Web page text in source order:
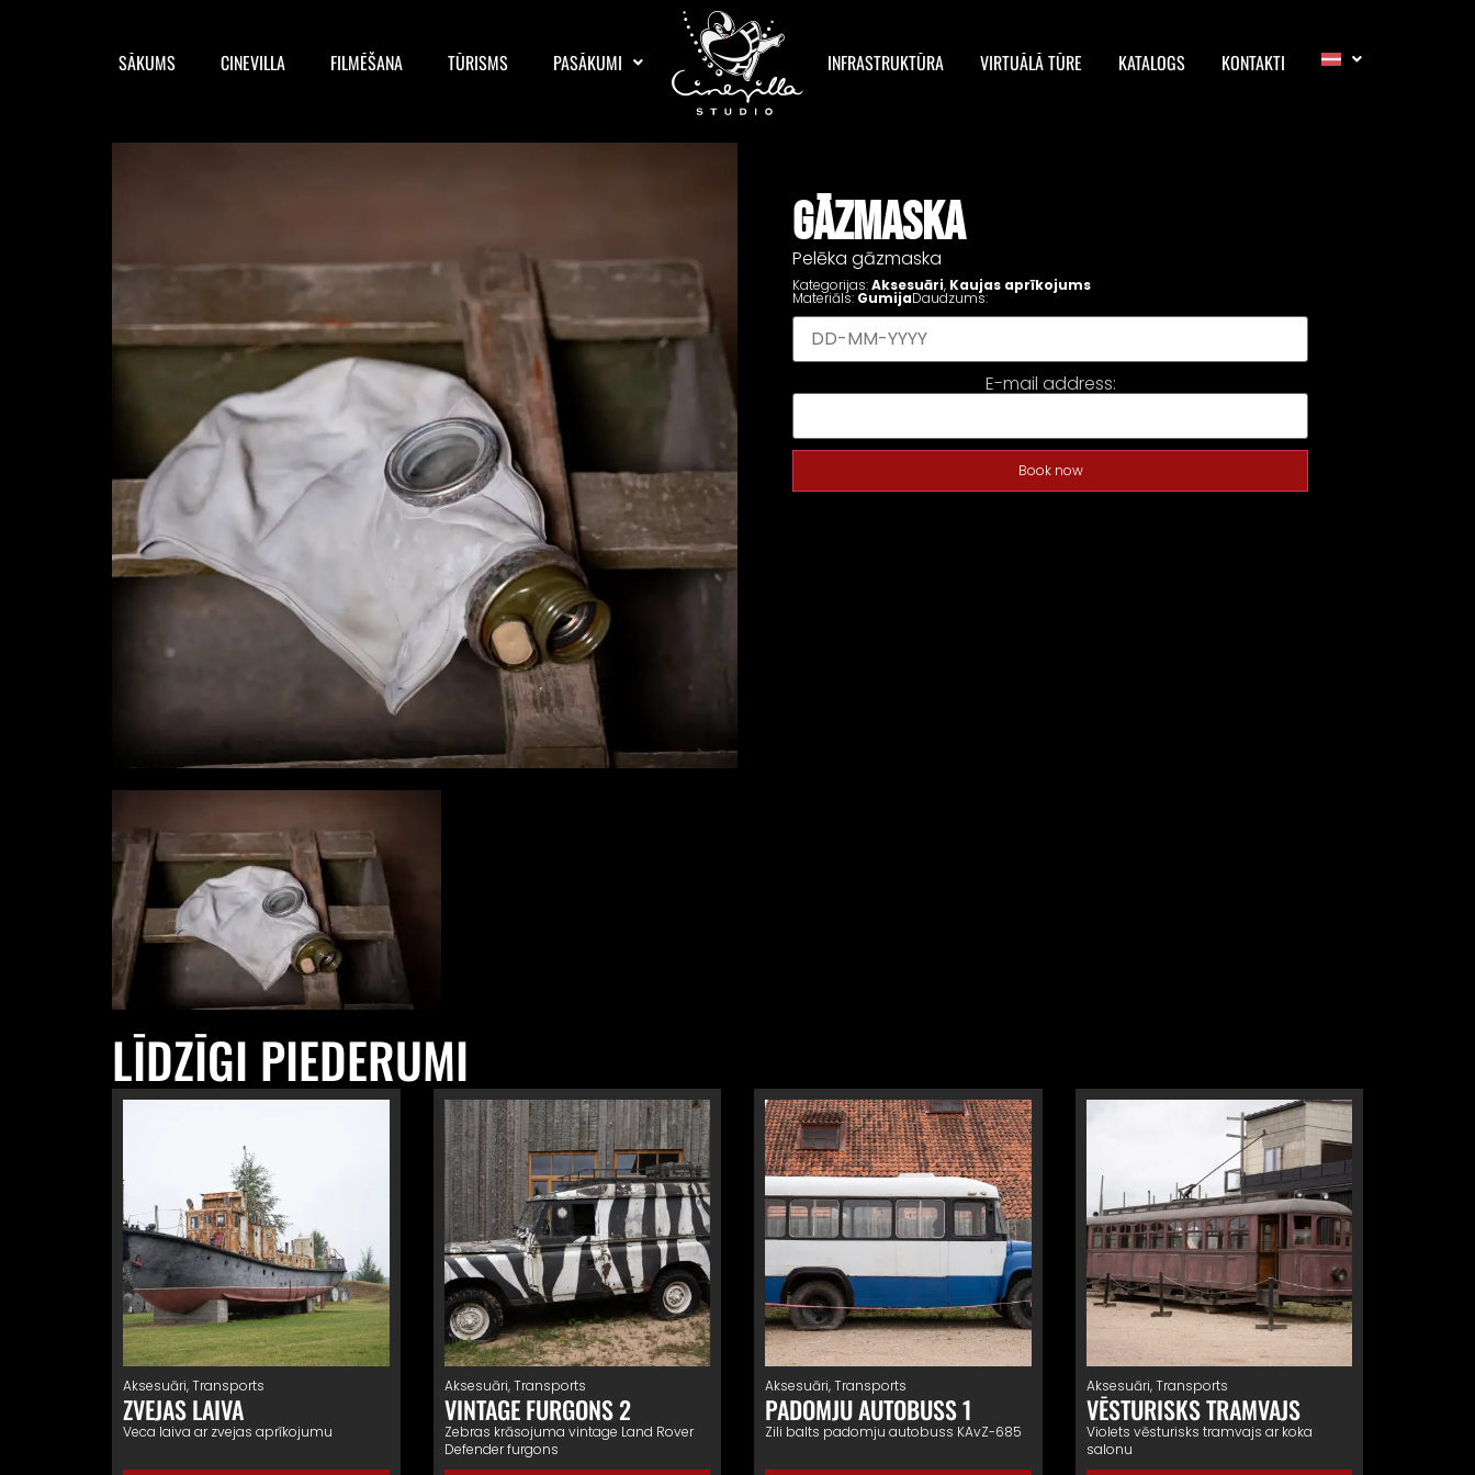
SĀKUMS CINEVILLA FILMĒŠANA TŪRISMS PASĀKUMI INFRASTRUKTŪRA VIRTUĀLĀ TŪRE KATALOGS KONTAKTI
GĀZMASKA
Pelēka gāzmaska
Kategorijas:Aksesuāri, Kaujas aprīkojums
Materiāls: GumijaDaudzums:
E-mail address:
Book now
LĪDZĪGI PIEDERUMI
Aksesuāri,Transports
ZVEJAS LAIVA
Veca laiva ar zvejas aprīkojumu
Aksesuāri,Transports
VINTAGE FURGONS 2
Zebras krāsojuma vintage Land Rover
Defender furgons
Aksesuāri,Transports
PADOMJU AUTOBUSS 1
Zili balts padomju autobuss KAvZ-685
Aksesuāri,Transports
VĒSTURISKS TRAMVAJS
Violets vēsturisks tramvajs ar koka
salonu